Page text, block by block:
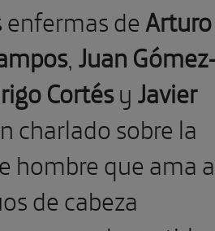
enfermas deArturo
,Juan Gómez-
CortésyJavier
charlado sobre la
hombre que ama a
de cabeza